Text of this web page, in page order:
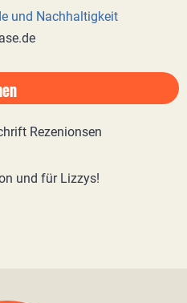
und Nachhaltigkeit
und für Lizzys!